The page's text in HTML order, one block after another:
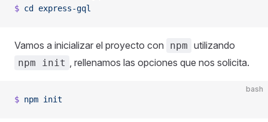
$ cd express-gql
Vamos a inicializar el proyecto con npm utilizando
npm init , rellenamos las opciones que nos solicita.
bash
$ npm init